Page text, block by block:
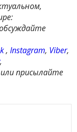
,Instagram, Viber,
,
присылайте